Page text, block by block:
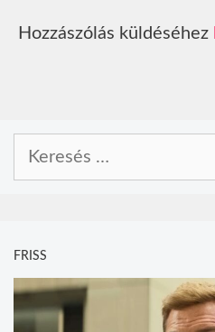
Hozzászólás küldéséhez
FRISS